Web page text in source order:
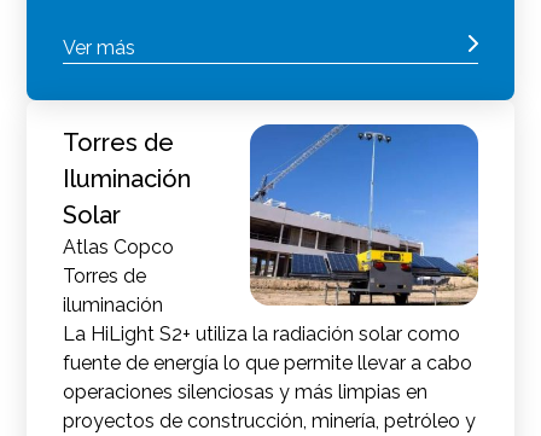
Ver más
Torres de
Iluminación
Solar
Atlas Copco
Torres de
iluminación
La HiLight S2+ utiliza la radiación solar como
fuente de energía lo que permite llevar a cabo
operaciones silenciosas y más limpias en
proyectos de construcción, minería, petróleo y